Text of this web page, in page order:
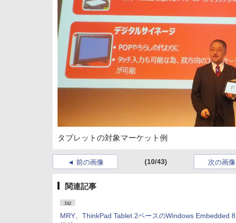
タブレットの対象マーケット例
前の画像 (10/43) 次の画像
関連記事
.biz
MRY、ThinkPad Tablet 2ベースのWindows Embedded 8